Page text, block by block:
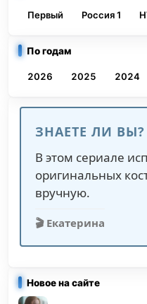
Первый Россия 1
По годам
2026 2025 2024
ЗНАЕТЕ ЛИ ВЫ?
В этом сериале
оригинальных
вручную.
🎬 Екатерина
Новое на сайте